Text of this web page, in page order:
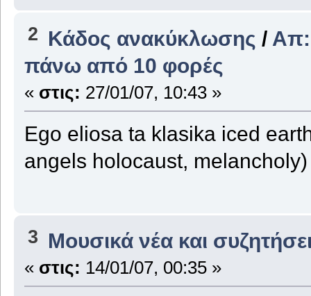
2 Κάδος ανακύκλωσης / Απ:
πάνω από 10 φορές
« στις: 27/01/07, 10:43 »
Ego eliosa ta klasika iced
angels holocaust, melancholy)
3 Μουσικά νέα και
« στις: 14/01/07, 00:35 »